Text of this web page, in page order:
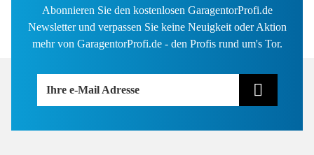
Abonnieren Sie den kostenlosen GaragentorProfi.de
Newsletter und verpassen Sie keine Neuigkeit oder Aktion
mehr von GaragentorProfi.de - den Profis rund um's Tor.
Ihre e-Mail Adresse